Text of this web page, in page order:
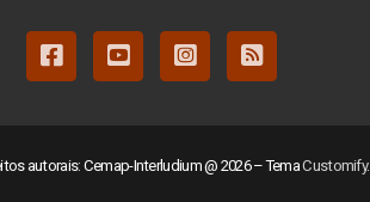
autorais: Cemap-Interludium @ 2026 – TemaCustomify.